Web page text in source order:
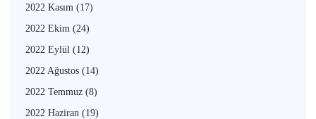
2022 Kasım (17)
2022 Ekim (24)
2022 Eylül (12)
2022 Ağustos (14)
2022 Temmuz (8)
2022 Haziran (19)